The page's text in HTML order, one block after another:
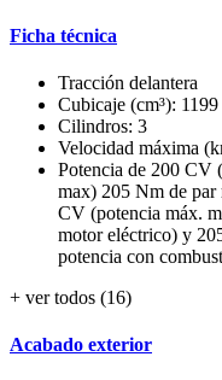
Ficha técnica
Tracción delantera
Cubicaje (cm³): 1199
Cilindros: 3
Velocidad máxima
Potencia de 200 CV
max) 205 Nm de
CV (potencia máx.
motor eléctrico) y
potencia con
+ ver todos (16)
Acabado exterior